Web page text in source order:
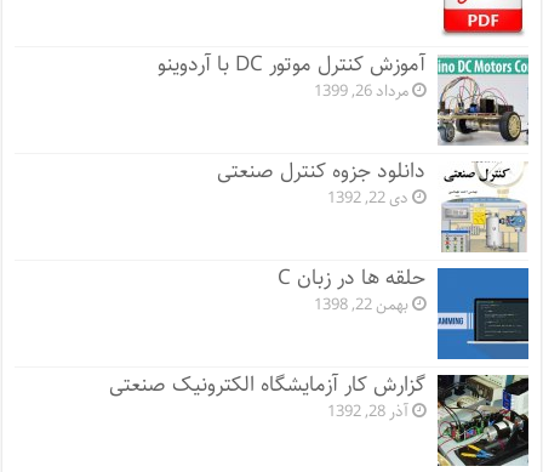
آموزش کنترل موتور DC با آردوینو
مرداد 26, 1399
دانلود جزوه کنترل صنعتی
دی 22, 1392
حلقه ها در زبان C
بهمن 22, 1398
گزارش کار آزمایشگاه الکترونیک صنعتی
آذر 28, 1392